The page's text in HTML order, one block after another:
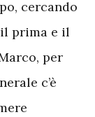
cercando
prima e il
per
c’è